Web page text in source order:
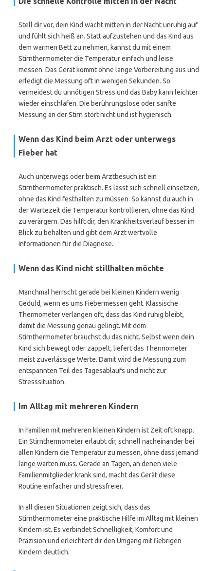
Stell dir vor, dein Kind wacht mitten in der Nacht unruhig auf
und fühlt sich heiß an. Statt aufzustehen und das Kind aus
dem warmen Bett zu nehmen, kannst du mit einem
Stirnthermometer die Temperatur einfach und leise
messen. Das Gerät kommt ohne lange Vorbereitung aus und
erledigt die Messung oft in wenigen Sekunden. So
vermeidest du unnötigen Stress und das Baby kann leichter
wieder einschlafen. Die berührungslose oder sanfte
Messung an der Stirn stört nicht und ist hygienisch.
Wenn das Kind beim Arzt oder unterwegs
Fieber hat
Auch unterwegs oder beim Arztbesuch ist ein
Stirnthermometer praktisch. Es lässt sich schnell einsetzen,
ohne das Kind festhalten zu müssen. So kannst du auch in
der Wartezeit die Temperatur kontrollieren, ohne das Kind
zu verärgern. Das hilft dir, den Krankheitsverlauf besser im
Blick zu behalten und gibt dem Arzt wertvolle
Informationen für die Diagnose.
Wenn das Kind nicht stillhalten möchte
Manchmal herrscht gerade bei kleinen Kindern wenig
Geduld, wenn es ums Fiebermessen geht. Klassische
Thermometer verlangen oft, dass das Kind ruhig bleibt,
damit die Messung genau gelingt. Mit dem
Stirnthermometer brauchst du das nicht. Selbst wenn dein
Kind sich bewegt oder zappelt, liefert das Thermometer
meist zuverlässige Werte. Damit wird die Messung zum
entspannten Teil des Tagesablaufs und nicht zur
Stresssituation.
Im Alltag mit mehreren Kindern
In Familien mit mehreren kleinen Kindern ist Zeit oft knapp.
Ein Stirnthermometer erlaubt dir, schnell nacheinander bei
allen Kindern die Temperatur zu messen, ohne dass jemand
lange warten muss. Gerade an Tagen, an denen viele
Familienmitglieder krank sind, macht das Gerät diese
Routine einfacher und stressfreier.
In all diesen Situationen zeigt sich, dass das
Stirnthermometer eine praktische Hilfe im Alltag mit kleinen
Kindern ist. Es verbindet Schnelligkeit, Komfort und
Präzision und erleichtert dir den Umgang mit fiebrigen
Kindern deutlich.